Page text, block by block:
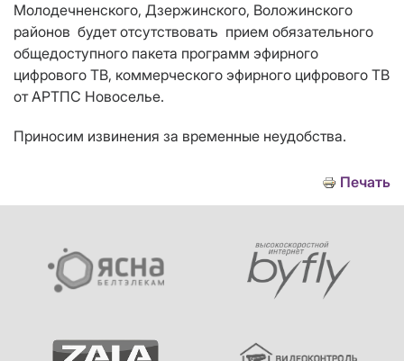
Молодечненского, Дзержинского, Воложинского
районов будет отсутствовать прием обязательного
общедоступного пакета программ эфирного
цифрового ТВ, коммерческого эфирного цифрового ТВ
от АРТПС Новоселье.
Приносим извинения за временные неудобства.
Печать